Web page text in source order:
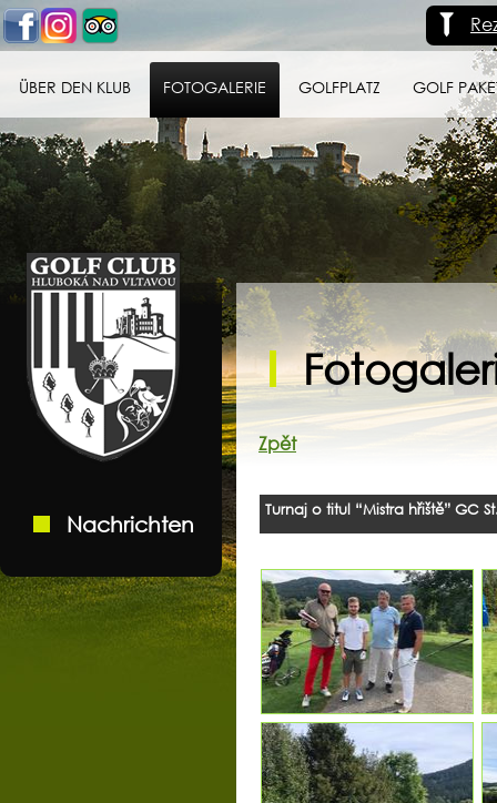
ÜBER DEN KLUB FOTOGALERIE GOLFPLATZ GOLF
Golf klub Hluboká
nad Vltavou
Nachrichten
Zpět
Turnaj o titul “Mistra hřiště” GC